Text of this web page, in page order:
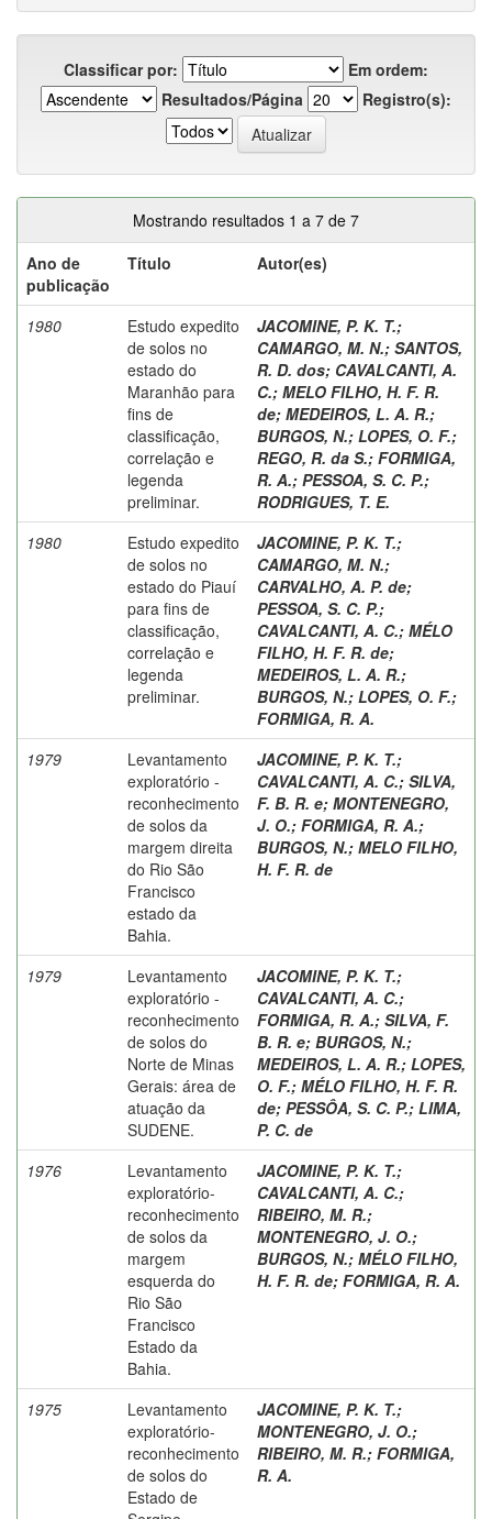
Classificar por:
Em ordem:
Resultados/Página
Registro(s):
Mostrando resultados 1 a 7 de 7
Ano de
publicação
Título Autor(es)
1980
Estudo expedito
de solos no
estado do
Maranhão para
fins de
classificação,
correlação e
legenda
preliminar.
JACOMINE, P. K. T.;
CAMARGO, M. N.; SANTOS,
R. D. dos; CAVALCANTI, A.
C.; MELO FILHO, H. F. R.
de; MEDEIROS, L. A. R.;
BURGOS, N.; LOPES, O. F.;
REGO, R. da S.; FORMIGA,
R. A.; PESSOA, S. C. P.;
RODRIGUES, T. E.
1980
Estudo expedito
de solos no
estado do Piauí
para fins de
classificação,
correlação e
legenda
preliminar.
JACOMINE, P. K. T.;
CAMARGO, M. N.;
CARVALHO, A. P. de;
PESSOA, S. C. P.;
CAVALCANTI, A. C.; MÉLO
FILHO, H. F. R. de;
MEDEIROS, L. A. R.;
BURGOS, N.; LOPES, O. F.;
FORMIGA, R. A.
1979
Levantamento
exploratório -
reconhecimento
de solos da
margem direita
do Rio São
Francisco
estado da
Bahia.
JACOMINE, P. K. T.;
CAVALCANTI, A. C.; SILVA,
F. B. R. e; MONTENEGRO,
J. O.; FORMIGA, R. A.;
BURGOS, N.; MELO FILHO,
H. F. R. de
1979
Levantamento
exploratório -
reconhecimento
de solos do
Norte de Minas
Gerais: área de
atuação da
SUDENE.
JACOMINE, P. K. T.;
CAVALCANTI, A. C.;
FORMIGA, R. A.; SILVA, F.
B. R. e; BURGOS, N.;
MEDEIROS, L. A. R.; LOPES,
O. F.; MÉLO FILHO, H. F. R.
de; PESSÔA, S. C. P.; LIMA,
P. C. de
1976
Levantamento
exploratório-
reconhecimento
de solos da
margem
esquerda do
Rio São
Francisco
Estado da
Bahia.
JACOMINE, P. K. T.;
CAVALCANTI, A. C.;
RIBEIRO, M. R.;
MONTENEGRO, J. O.;
BURGOS, N.; MÉLO FILHO,
H. F. R. de; FORMIGA, R. A.
1975
Levantamento
exploratório-
reconhecimento
de solos do
Estado de
JACOMINE, P. K. T.;
MONTENEGRO, J. O.;
RIBEIRO, M. R.; FORMIGA,
R. A.